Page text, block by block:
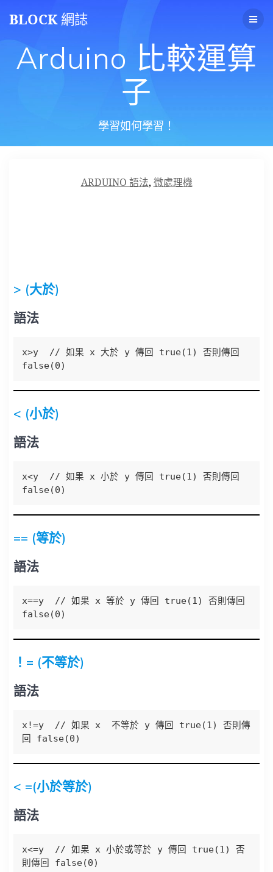
BLOCK網誌
Arduino 比較運算
子
學習如何學習！
ARDUINO 語法, 微處理機
> (大於)
語法
x>y  // 如果 x 大於 y 傳回 true(1) 否則傳回
false(0)
< (小於)
語法
x<y  // 如果 x 小於 y 傳回 true(1) 否則傳回
false(0)
== (等於)
語法
x==y  // 如果 x 等於 y 傳回 true(1) 否則傳回
false(0)
！= (不等於)
語法
x!=y  // 如果 x  不等於 y 傳回 true(1) 否則傳
回 false(0)
< =(小於等於)
語法
x<=y  // 如果 x 小於或等於 y 傳回 true(1) 否
則傳回 false(0)